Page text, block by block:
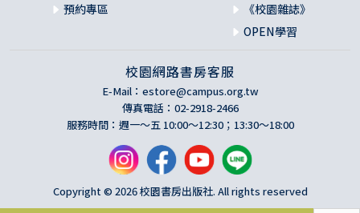
預約專區
《校園雜誌》
OPEN學習
校園網路書房客服
E-Mail： estore@campus.org.tw
傳真電話：02-2918-2466
服務時間：週一～五 10:00～12:30；13:30～18:00
Copyright © 2026 校園書房出版社. All rights reserved